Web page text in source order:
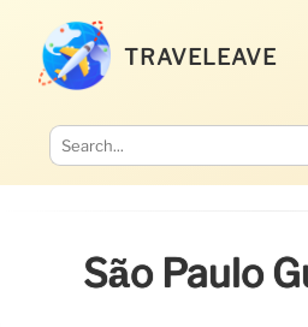
TRAVELEAVE
São Paulo